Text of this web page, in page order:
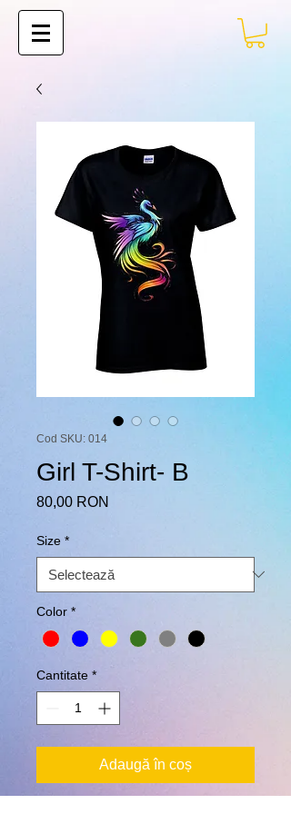
Cod SKU: 014
Girl T-Shirt- B
80,00 RON
Size *
Color *
Cantitate *
Adaugă în coș